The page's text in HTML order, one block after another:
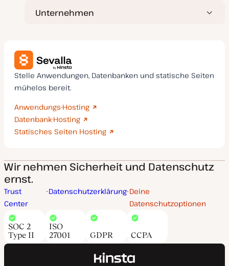
Unternehmen
Stelle Anwendungen, Datenbanken und statische Seiten
mühelos bereit.
Anwendungs-Hosting
Datenbank-Hosting
Statisches Seiten Hosting
Wir nehmen Sicherheit und Datenschutz
ernst.
Trust
Center
Datenschutzerklärung Deine
Datenschutzoptionen
SOC 2
Type II
ISO
27001
GDPR CCPA